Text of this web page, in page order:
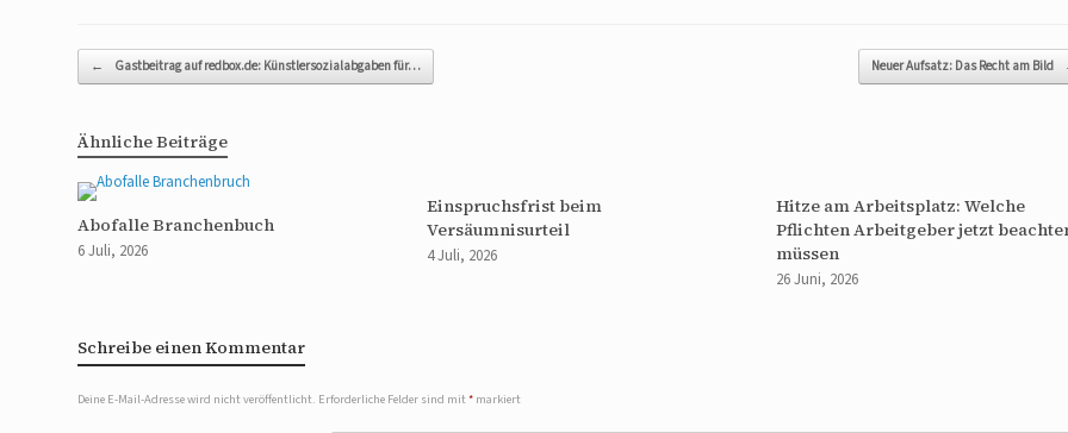
Beitragsnavigation
← Gastbeitrag auf redbox.de: Künstlersozialabgaben für… Neuer Aufsatz: Das Recht am Bild
Ähnliche Beiträge
Abofalle Branchenbuch
6 Juli, 2026
Einspruchsfrist beim
Versäumnisurteil
4 Juli, 2026
Hitze am Arbeitsplatz: Welche
Pflichten Arbeitgeber jetzt
müssen
26 Juni, 2026
Schreibe einen Kommentar
Deine E-Mail-Adresse wird nicht veröffentlicht. Erforderliche Felder sind mit* markiert